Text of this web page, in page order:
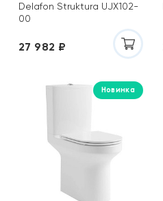
Navarti
Niagara
Ocean Ceramic (Индия)
Porcelanosa
Delafon Struktura UJX102-
00
27 982 ₽
Новинка